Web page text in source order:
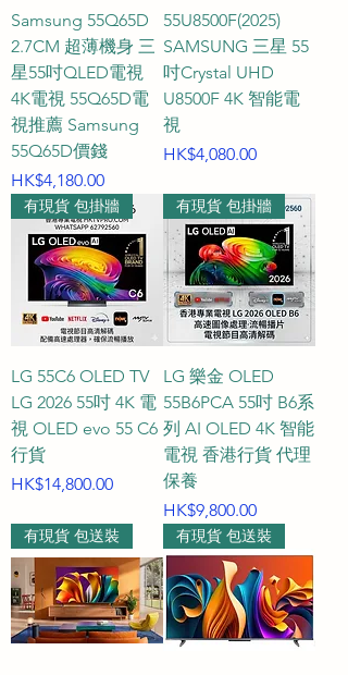
瞬間提升家居娛樂檔次。
**Q2：55吋 4K UHD 智能電視的最佳
觀看距離是多少？**
A2：對於 55 吋的 4K UHD 超高清電
視，最建議的舒適觀看距離大約為 1.7
米至 2.4 米（約 5.5 至 8 呎）。在這個
距離範圍內，人眼能完美捕捉 4K 超高
清畫質所帶來的細緻紋理、豐富色彩
與立體層次，同時視野能舒適覆蓋整
個螢幕，帶來最完美的感官享受，是
現代客廳的黃金配置。
**Q3：選購 55 吋電視時，QLED、
Mini LED 與 OLED 顯示技術該如何選
擇？屏幕更新率有何分別？**
A3：若您追求極致鮮豔、色彩飽和度
高的畫面，QLED 技術能提供極廣色域
的動人表現；若您重視高對比度、深
邃的黑位與精準的控光，配備微型背
光技術的 Mini LED 則是頂級首選；而
OLED 則憑藉自發光像素，能實現無限
Samsung 55Q65D
2.7CM 超薄機身 三
星55吋QLED電視
4K電視 55Q65D電
視推薦 Samsung
55Q65D價錢
價格
HK$4,180.00
55U8500F(2025)
SAMSUNG 三星 55
吋Crystal UHD
U8500F 4K 智能電
視
價格
HK$4,080.00
有現貨 包掛牆
LG 55C6 OLED TV
LG 2026 55吋 4K 電
視 OLED evo 55 C6
行貨
價格
HK$14,800.00
有現貨 包掛牆
LG 樂金 OLED
55B6PCA 55吋 B6系
列 AI OLED 4K 智能
電視 香港行貨 代理
保養
價格
HK$9,800.00
有現貨 包送裝 有現貨 包送裝